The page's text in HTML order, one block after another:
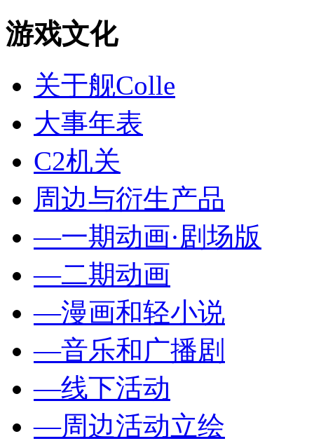
游戏文化
关于舰Colle
大事年表
C2机关
周边与衍生产品
—一期动画·剧场版
—二期动画
—漫画和轻小说
—音乐和广播剧
—线下活动
—周边活动立绘